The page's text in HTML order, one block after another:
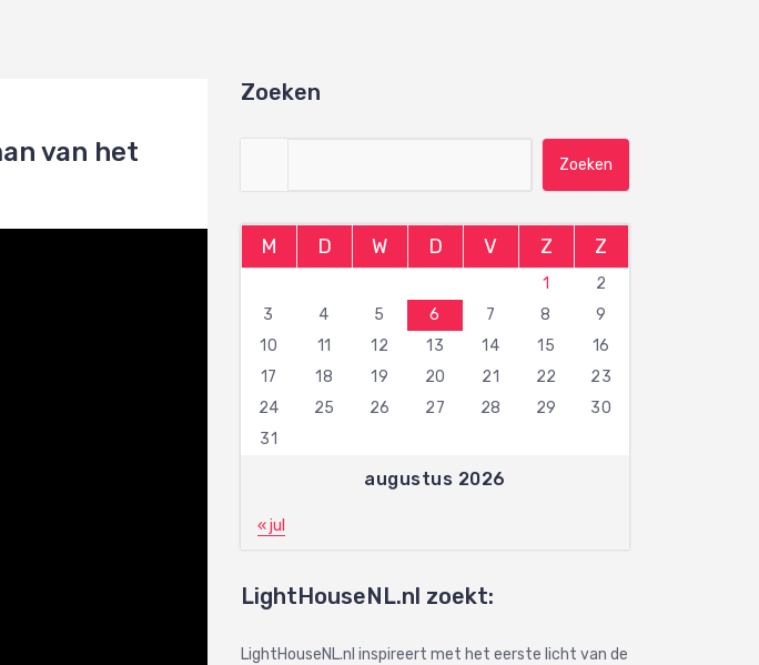
van het
Zoeken
augustus 2026
M D W D V Z Z
1
2
3
4 5 6 7 8
9
10
11 12 13 14 15
16
17
18 19 20 21 22
23
24
25 26 27 28 29
30
31
« jul
LightHouseNL.nl zoekt:
LightHouseNL.nl inspireert met het eerste licht van de